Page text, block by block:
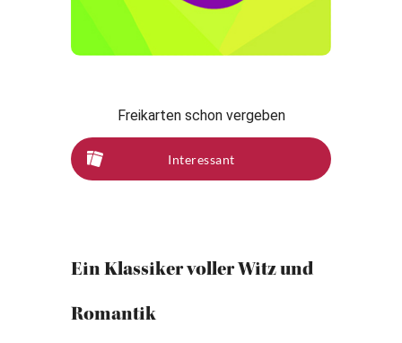
Freikarten schon vergeben
Interessant
Ein Klassiker voller Witz und
Romantik